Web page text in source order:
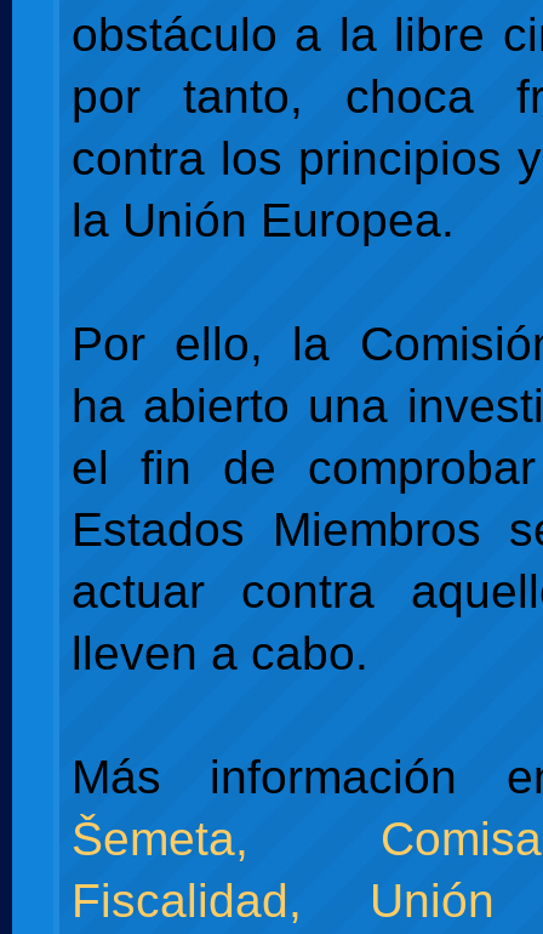
obstáculo a la libre
por tanto, choca
contra los principios
la Unión Europea.
Por ello, la
ha abierto una
el fin de
Estados Miembros
actuar contra
lleven a cabo.
Más información
Šemeta,
Fiscalidad, Unión